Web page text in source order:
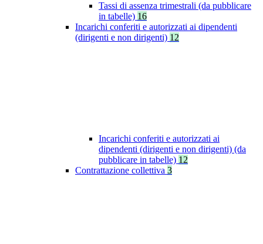
Tassi di assenza trimestrali (da pubblicare
in tabelle) 16
Incarichi conferiti e autorizzati ai dipendenti
(dirigenti e non dirigenti) 12
Incarichi conferiti e autorizzati ai
dipendenti (dirigenti e non dirigenti) (da
pubblicare in tabelle) 12
Contrattazione collettiva 3